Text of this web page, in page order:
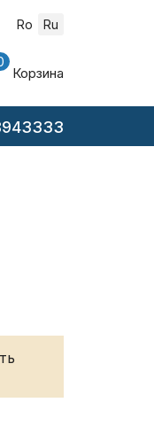
Ro Ru
Корзина